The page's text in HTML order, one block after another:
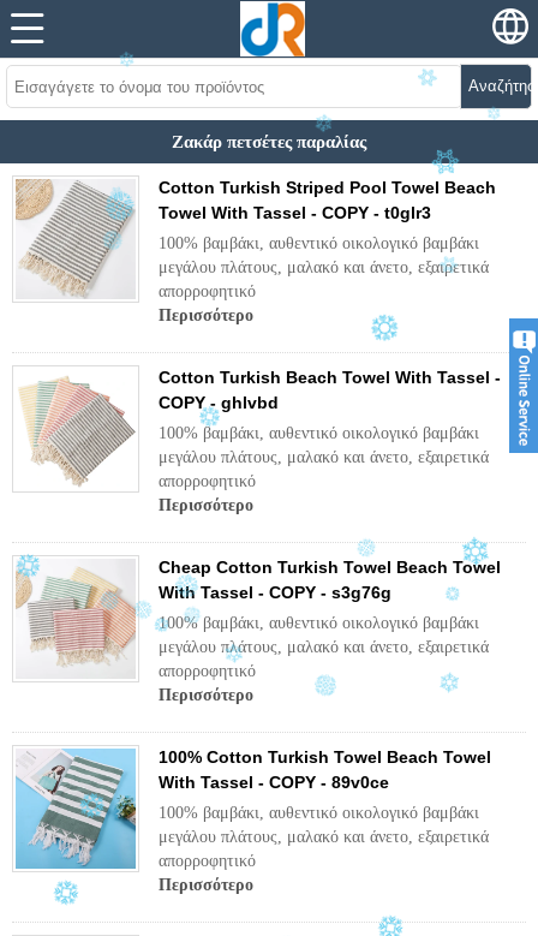
Ζακάρ πετσέτες παραλίας
Cotton Turkish Striped Pool Towel Beach
Towel With Tassel - COPY - t0glr3
100% βαμβάκι, αυθεντικό οικολογικό βαμβάκι
μεγάλου πλάτους, μαλακό και άνετο, εξαιρετικά
απορροφητικό
Περισσότερο
Cotton Turkish Beach Towel With Tassel -
COPY - ghlvbd
100% βαμβάκι, αυθεντικό οικολογικό βαμβάκι
μεγάλου πλάτους, μαλακό και άνετο, εξαιρετικά
απορροφητικό
Περισσότερο
Cheap Cotton Turkish Towel Beach Towel
With Tassel - COPY - s3g76g
100% βαμβάκι, αυθεντικό οικολογικό βαμβάκι
μεγάλου πλάτους, μαλακό και άνετο, εξαιρετικά
απορροφητικό
Περισσότερο
100% Cotton Turkish Towel Beach Towel
With Tassel - COPY - 89v0ce
100% βαμβάκι, αυθεντικό οικολογικό βαμβάκι
μεγάλου πλάτους, μαλακό και άνετο, εξαιρετικά
απορροφητικό
Περισσότερο